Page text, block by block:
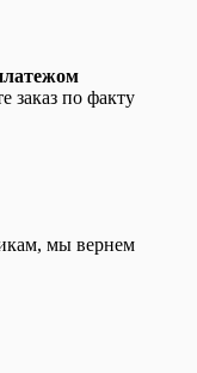
заказ по факту
мы вернем